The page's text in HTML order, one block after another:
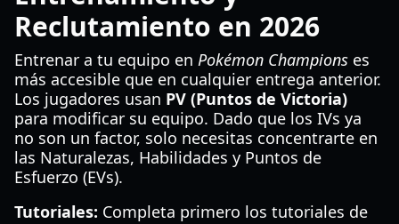
Reclutamiento en 2026
Entrenar a tu equipo en Pokémon Champions es
más accesible que en cualquier entrega anterior.
Los jugadores usan PV (Puntos de Victoria)
para modificar su equipo. Dado que los IVs ya
no son un factor, solo necesitas concentrarte en
las Naturalezas, Habilidades y Puntos de
Esfuerzo (EVs).
Tutoriales: Completa primero los tutoriales de